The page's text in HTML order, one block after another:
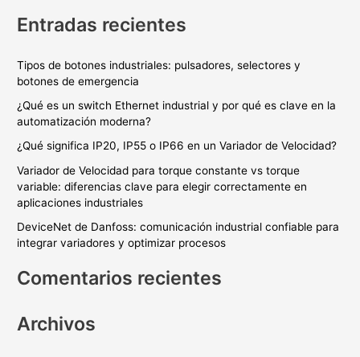
s
a
r
p
r
:
Entradas recientes
Tipos de botones industriales: pulsadores, selectores y
botones de emergencia
¿Qué es un switch Ethernet industrial y por qué es clave en la
automatización moderna?
¿Qué significa IP20, IP55 o IP66 en un Variador de Velocidad?
Variador de Velocidad para torque constante vs torque
variable: diferencias clave para elegir correctamente en
aplicaciones industriales
DeviceNet de Danfoss: comunicación industrial confiable para
integrar variadores y optimizar procesos
Comentarios recientes
Archivos